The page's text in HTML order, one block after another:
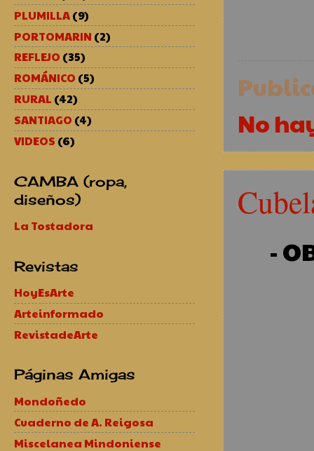
No
-
PLUMILLA(9)
PORTOMARIN (2)
REFLEJO (35)
ROMÁNICO (5)
RURAL (42)
SANTIAGO (4)
VIDEOS (6)
CAMBA (ropa,
diseños)
La Tostadora
Revistas
HoyEsArte
Arteinformado
RevistadeArte
Páginas Amigas
Mondoñedo
Cuaderno de A. Reigosa
Miscelanea Mindoniense